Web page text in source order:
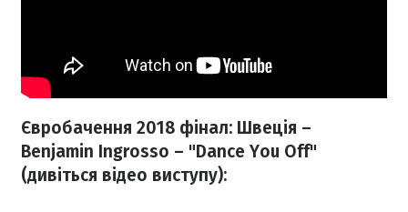
Євробачення 2018 фінал: Швеція –
Benjamin Ingrosso – "Dance You Off"
(дивіться відео виступу):